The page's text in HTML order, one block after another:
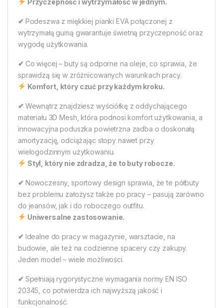
✔ Podeszwa z miękkiej pianki EVA połączonej z
wytrzymałą gumą gwarantuje świetną przyczepność oraz
wygodę użytkowania.
✔ Co więcej – buty są odporne na oleje, co sprawia, że
sprawdzą się w zróżnicowanych warunkach pracy.
Komfort, który czuć przy każdym kroku.
✔ Wewnątrz znajdziesz wyściółkę z oddychającego
materiału 3D Mesh, która podnosi komfort użytkowania, a
innowacyjna poduszka powietrzna zadba o doskonałą
amortyzację, odciążając stopy nawet przy
wielogodzinnym użytkowaniu.
Styl, który nie zdradza, że to buty robocze.
✔ Nowoczesny, sportowy design sprawia, że te półbuty
bez problemu założysz także po pracy – pasują zarówno
do jeansów, jak i do roboczego outfitu.
Uniwersalne zastosowanie.
✔ Idealne do pracy w magazynie, warsztacie, na
budowie, ale też na codzienne spacery czy zakupy.
Jeden model – wiele możliwości.
✔ Spełniają rygorystyczne wymagania normy EN ISO
20345, co potwierdza ich najwyższą jakość i
funkcjonalność.